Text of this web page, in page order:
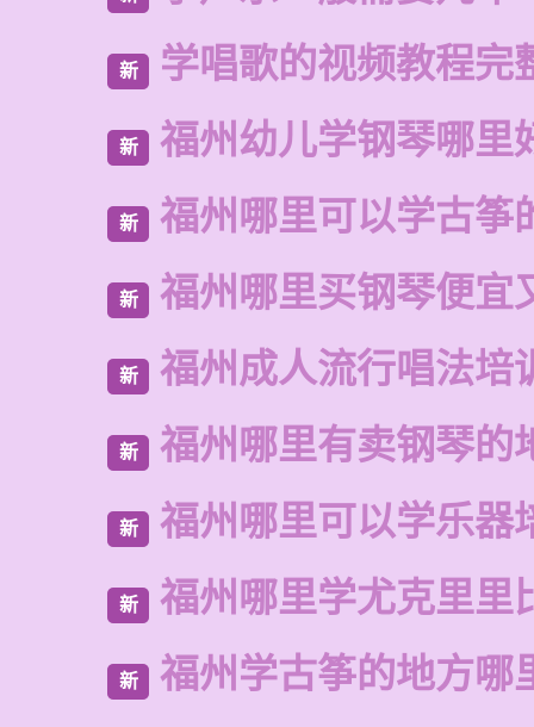
新 学唱歌的视频教程完
新 福州幼儿学钢琴哪里
新 福州哪里可以学古筝
新 福州哪里买钢琴便宜
新 福州成人流行唱法培
新 福州哪里有卖钢琴的
新 福州哪里可以学乐器
新 福州哪里学尤克里里
新 福州学古筝的地方哪